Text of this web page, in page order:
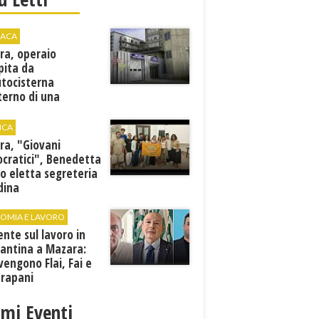
operaio
da
di una
al "Villa Sofia"
"Giovani
Benedetta
eletta segreteria
E LAVORO
sul lavoro in
a Mazara:
Flai, Fai e
Eventi